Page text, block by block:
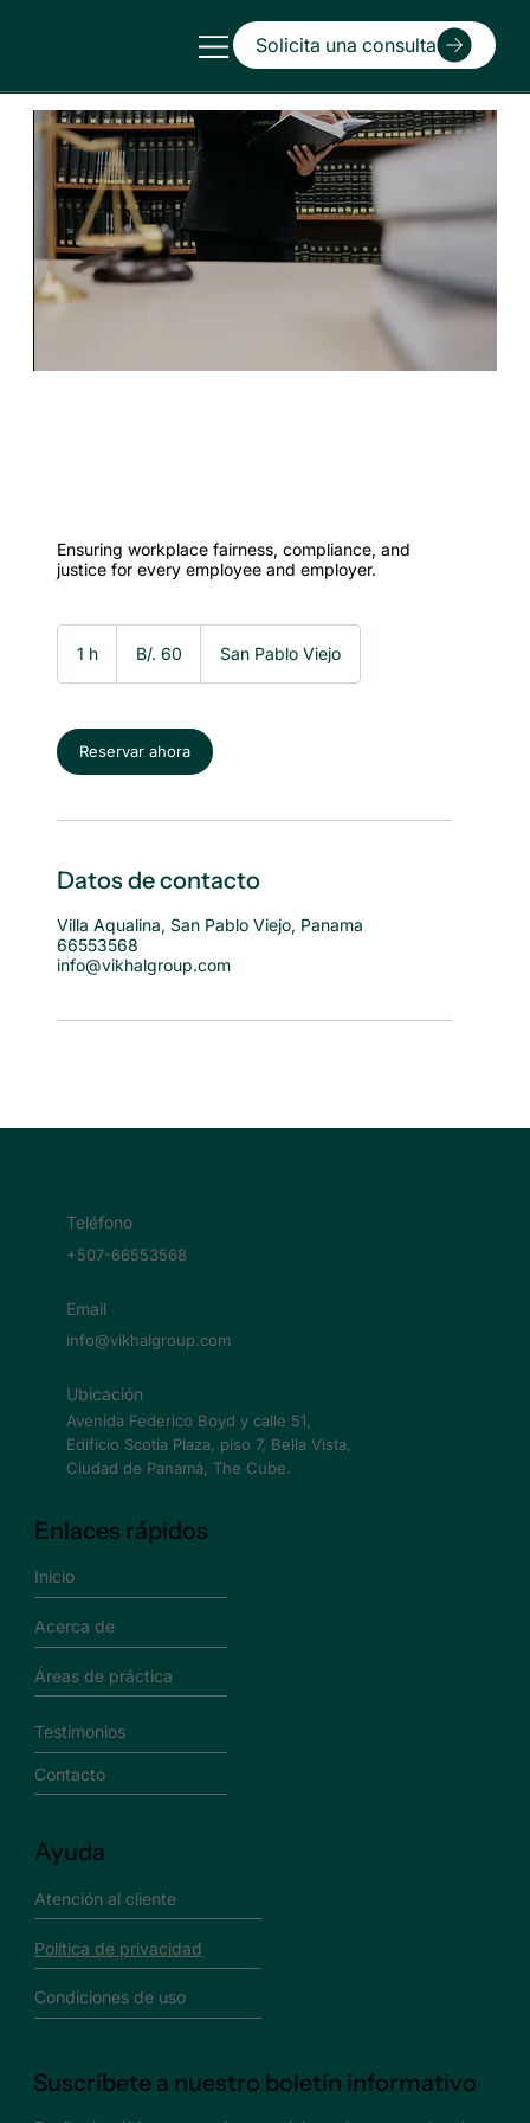
Solicita una consulta
Ensuring workplace fairness, compliance, and
justice for every employee and employer.
1 h
balboas
panameños
B/. 60 San Pablo Viejo
Reservar ahora
Datos de contacto
Villa Aqualina, San Pablo Viejo, Panama
66553568
info@vikhalgroup.com
Enlaces rápidos
Inicio
Acerca de
Áreas de práctica
Testimonios
Contacto
Teléfono
+507-66553568
Email
info@vikhalgroup.com
Ubicación
Avenida Federico Boyd y calle 51,
Edificio Scotia Plaza, piso 7, Bella Vista,
Ciudad de Panamá, The Cube.
Ayuda
Atención al cliente
Política de privacidad
Condiciones de uso
Suscríbete a nuestro boletín informativo